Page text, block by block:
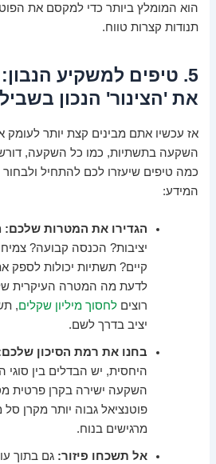
הוא המומלץ ביותר כדי למקסם את
תנודות קצרות טווח.
5. טיפים למשקיע
את 'הצינור' הנכון
אז עכשיו אתם מבינים קצת יותר
השקעה בתשתיות, כמו כל השקעה,
כמה טיפים שיעזרו לכם להתחיל ולבחור
המידע:
הגדירו את המטרות שלכם:
יציבות? הכנסה קבועה?
קיים? תשתיות יכולות
לדעת מה המטרה העיקרית
רוציםלחסוך מיליון שקלים,
יציב בדרך לשם.
בחנו את רמת הסיכון
היחסית, יש הבדלים בין
השקעה ישירה בקרן פרטית
פוטנציאל גבוה יותר מקרן
מרגישים בנוח.
אל תשכחו פיזור: גם בתוך